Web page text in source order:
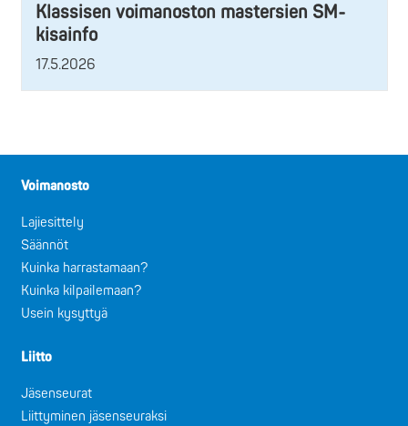
Klassisen voimanoston mastersien SM-
kisainfo
17.5.2026
Voimanosto
Lajiesittely
Säännöt
Kuinka harrastamaan?
Kuinka kilpailemaan?
Usein kysyttyä
Liitto
Jäsenseurat
Liittyminen jäsenseuraksi